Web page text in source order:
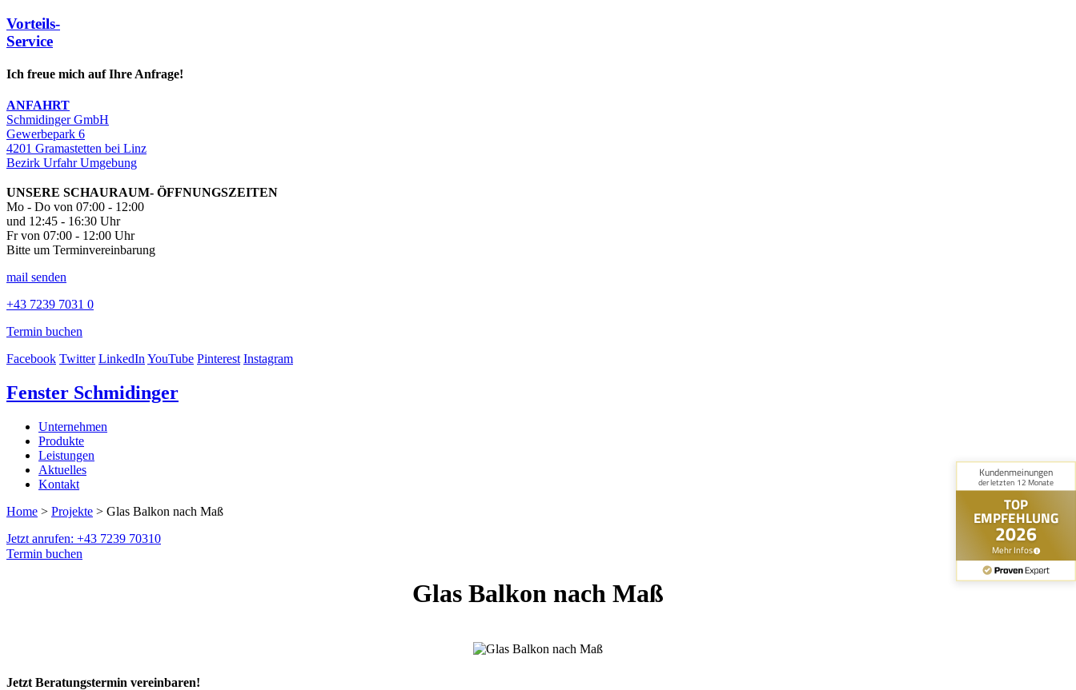
Vorteils-
Service
Ich freue mich auf Ihre Anfrage!
ANFAHRT
Schmidinger GmbH
Gewerbepark 6
4201 Gramastetten bei Linz
Bezirk Urfahr Umgebung
UNSERE SCHAURAUM- ÖFFNUNGSZEITEN
Mo - Do von 07:00 - 12:00
und 12:45 - 16:30 Uhr
Fr von 07:00 - 12:00 Uhr
Bitte um Terminvereinbarung
mail senden
+43 7239 7031 0
Termin buchen
Facebook Twitter LinkedInYouTube Pinterest Instagram
Fenster Schmidinger
Unternehmen
Produkte
Leistungen
Aktuelles
Kontakt
Home > Projekte > Glas Balkon nach Maß
Jetzt anrufen: +43 7239 70310
Termin buchen
Glas Balkon nach Maß
Jetzt Beratungstermin vereinbaren!